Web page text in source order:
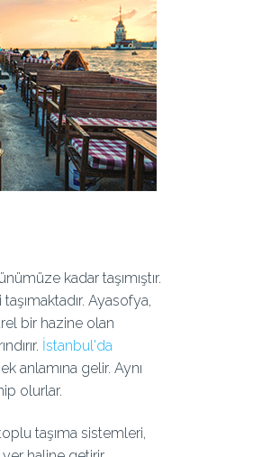
kadar taşımıştır.
Ayasofya,
bir hazine olan
İstanbul'da
anlamına gelir. Aynı
olurlar.
taşıma sistemleri,